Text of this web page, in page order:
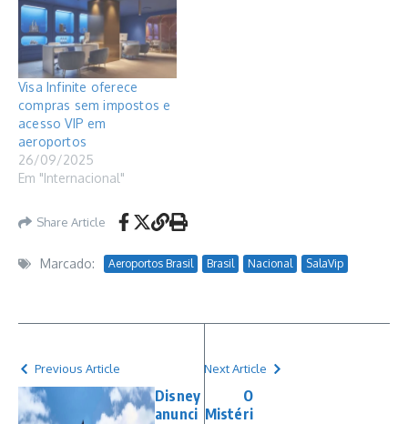
Visa Infinite oferece
compras sem impostos e
acesso VIP em
aeroportos
26/09/2025
Em "Internacional"
Share Article
Marcado: Aeroportos Brasil Brasil Nacional SalaVip
Previous Article
Disney
anunci
Next Article
O
Mistéri